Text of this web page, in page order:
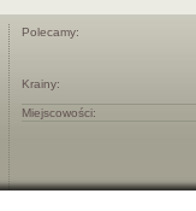
Polecamy:
Krainy:
Miejscowości: